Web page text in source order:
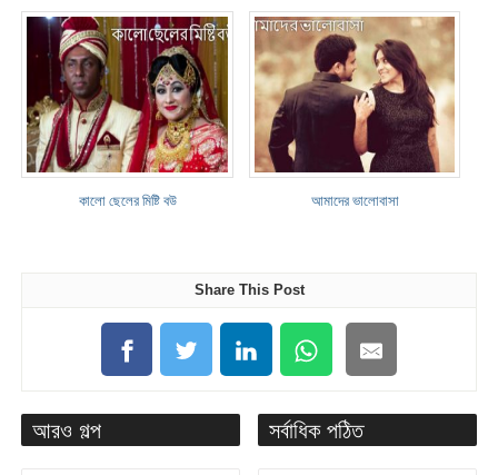
কালো ছেলের মিষ্টি বউ আমাদের ভালোবাসা
Share This Post
আরও গল্প সর্বাধিক পঠিত